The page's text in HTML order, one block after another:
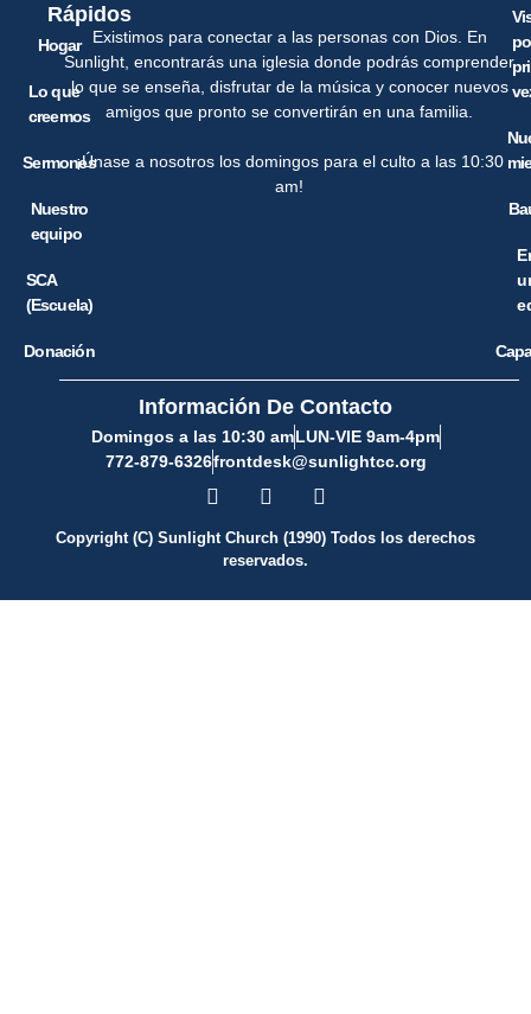
Rápidos
Hogar
Lo que
creemos
Sermones
Nuestro
equipo
SCA
(Escuela)
Donación
Existimos para conectar a las personas con Dios. En
Sunlight, encontrarás una iglesia donde podrás comprender
lo que se enseña, disfrutar de la música y conocer nuevos
amigos que pronto se convertirán en una familia.
¡Únase a nosotros los domingos para el culto a las 10:30
am!
Información De Contacto
Domingos a las 10:30 amLUN-VIE 9am-4pm
772-879-6326frontdesk@sunlightcc.org
Copyright (C) Sunlight Church (1990) Todos los derechos
reservados.